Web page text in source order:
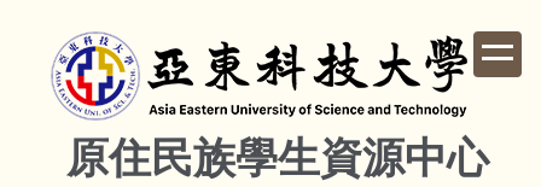
原住民族學生資源中心